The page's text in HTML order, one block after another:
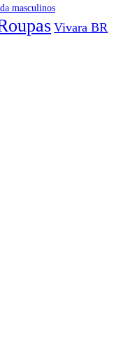
masculinos
Vivara BR